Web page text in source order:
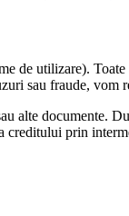
de utilizare).
sau fraude,
alte documente.
creditului prin